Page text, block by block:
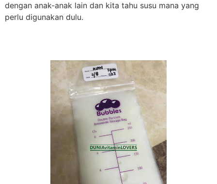
dengan anak-anak lain dan kita tahu susu mana yang
perlu digunakan dulu.